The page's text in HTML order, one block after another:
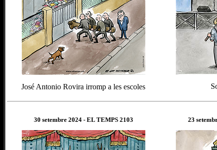
José Antonio Rovira irromp a les escoles
30 setembre 2024- EL TEMPS 2103 23